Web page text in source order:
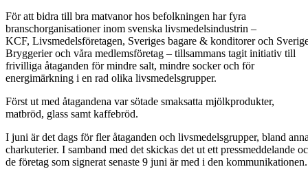
För att bidra till bra matvanor hos befolkningen har fyra
branschorganisationer inom svenska livsmedelsindustrin –
KCF, Livsmedelsföretagen, Sveriges bagare & konditorer och
Bryggerier och våra medlemsföretag – tillsammans tagit initiativ till
frivilliga åtaganden för mindre salt, mindre socker och för
energimärkning i en rad olika livsmedelsgrupper.
Först ut med åtagandena var sötade smaksatta mjölkprodukter,
matbröd, glass samt kaffebröd.
I juni är det dags för fler åtaganden och livsmedelsgrupper, bland
charkuterier. I samband med det skickas det ut ett pressmeddelande
de företag som signerat senaste 9 juni är med i den kommunikationen.